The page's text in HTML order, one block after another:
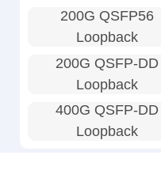
200G QSFP56
Loopback
200G QSFP-DD
Loopback
400G QSFP-DD
Loopback